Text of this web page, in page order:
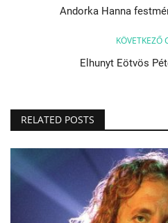
Andorka Hanna
KÖVETKEZŐ
Elhunyt Eötvös
RELATED POSTS